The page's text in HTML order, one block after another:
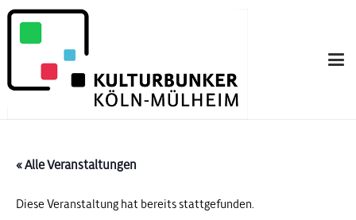
« Alle Veranstaltungen
Diese Veranstaltung hat bereits stattgefunden.